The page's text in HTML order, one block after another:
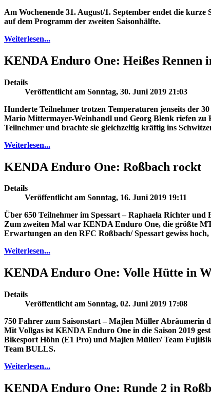
Am Wochenende 31. August/1. September endet die
auf dem Programm der zweiten Saisonhälfte.
Weiterlesen...
KENDA Enduro One: Heißes Rennen
Details
Veröffentlicht am Sonntag, 30. Juni 2019 21:03
Hunderte Teilnehmer trotzen Temperaturen jenseits der
Mario Mittermayer-Weinhandl und Georg Blenk riefen
Teilnehmer und brachte sie gleichzeitig kräftig ins
Weiterlesen...
KENDA Enduro One: Roßbach rockt
Details
Veröffentlicht am Sonntag, 16. Juni 2019 19:11
Über 650 Teilnehmer im Spessart – Raphaela Richter und
Zum zweiten Mal war KENDA Enduro One, die größte
Erwartungen an den RFC Roßbach/ Spessart gewiss
Weiterlesen...
KENDA Enduro One: Volle Hütte in
Details
Veröffentlicht am Sonntag, 02. Juni 2019 17:08
750 Fahrer zum Saisonstart – Majlen Müller Abräumerin
Mit Vollgas ist KENDA Enduro One in die Saison 2019
Bikesport Höhn (E1 Pro) und Majlen Müller/ Team
Team BULLS.
Weiterlesen...
KENDA Enduro One: Runde 2 in